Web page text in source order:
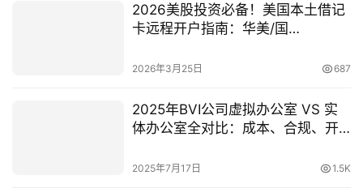
2026美股投资必备！美国本土借记
卡远程开户指南：华美/国
2026年3月25日 687
2025年BVI公司虚拟办公室 VS 实
体办公室全对比：成本、合规、开
2025年7月17日 1.5K